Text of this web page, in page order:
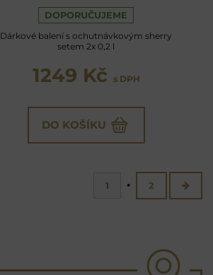
DOPORUČUJEME
Dárkové balení s ochutnávkovým sherry
setem 2x 0,2 l
1249 Kč s DPH
DO KOŠÍKU
1 2